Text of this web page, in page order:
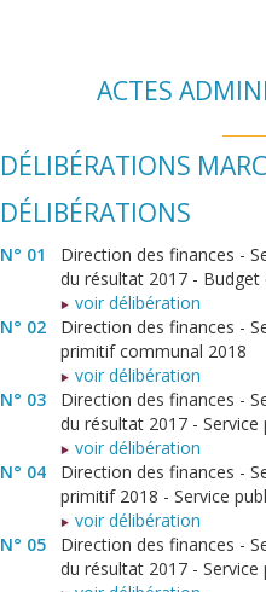
ACTES
DÉLIBÉRATIONS
DÉLIBÉRATIONS
N° 01
Direction des finances -
du résultat 2017 - Budget
voir délibération
N° 02
Direction des finances -
primitif communal 2018
voir délibération
N° 03
Direction des finances -
du résultat 2017 -
voir délibération
N° 04
Direction des finances -
primitif 2018 - Service
voir délibération
N° 05
Direction des finances -
du résultat 2017 -